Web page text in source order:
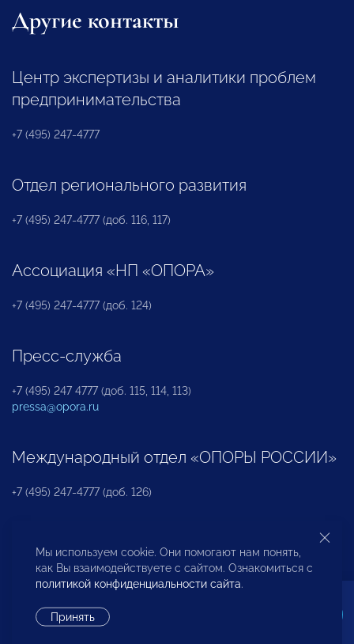
Другие контакты
Центр экспертизы и аналитики проблем
предпринимательства
+7 (495) 247-4777
Отдел регионального развития
+7 (495) 247-4777 (доб. 116, 117)
Ассоциация «НП «ОПОРА»
+7 (495) 247-4777 (доб. 124)
Пресс-служба
+7 (495) 247 4777 (доб. 115, 114, 113)
pressa@opora.ru
Международный отдел «ОПОРЫ РОССИИ»
+7 (495) 247-4777 (доб. 126)
Бюро по защите прав предпринимателей и
инвесторов
Мы используем cookie. Они помогают нам понять,
как Вы взаимодействуете с сайтом. Ознакомиться с
политикой конфиденциальности сайта.
Принять